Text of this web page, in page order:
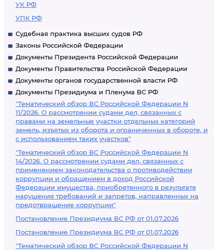
УК РФ
УПК РФ
Судебная практика высших судов РФ
Законы Российской Федерации
Документы Президента Российской Федерации
Документы Правительства Российской Федерации
Документы органов государственной власти РФ
Документы Президиума и Пленума ВС РФ
"Тематический обзор ВС Российской Федерации N
11/2026. О рассмотрении судами дел, связанных с
правами на земельные участки отдельных категорий
земель, изъятых из оборота и ограниченных в обороте, и
с использованием таких участков"
"Тематический обзор ВС Российской Федерации N
14/2026. О рассмотрении судами дел, связанных с
применением законодательства о противодействии
коррупции и обращением в доход Российской
Федерации имущества, приобретенного в результате
нарушения требований и запретов, направленных на
предотвращение коррупции"
Постановление Президиума ВС РФ от 01.07.2026
Постановление Президиума ВС РФ от 01.07.2026
"Тематический обзор ВС Российской Федерации N